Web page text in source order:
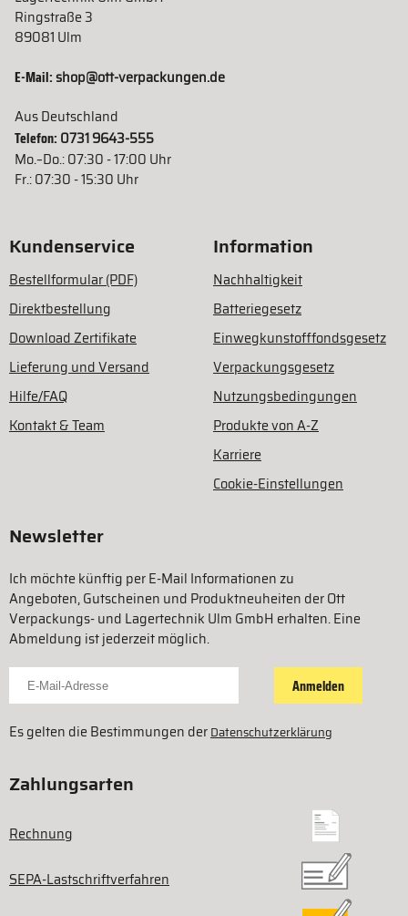
Ringstraße 3
89081 Ulm
E-Mail:shop@ott-verpackungen.de
Aus Deutschland
Telefon: 0731 9643-555
Mo.–Do.: 07:30 - 17:00 Uhr
Fr.: 07:30 - 15:30 Uhr
Kundenservice
Bestellformular (PDF)
Direktbestellung
Download Zertifikate
Lieferung und Versand
Hilfe/FAQ
Kontakt & Team
Information
Nachhaltigkeit
Batteriegesetz
Einwegkunstofffondsgesetz
Verpackungsgesetz
Nutzungsbedingungen
Produkte von A-Z
Karriere
Cookie-Einstellungen
Newsletter
Ich möchte künftig per E-Mail Informationen zu
Angeboten, Gutscheinen und Produktneuheiten der Ott
Verpackungs- und Lagertechnik Ulm GmbH erhalten. Eine
Abmeldung ist jederzeit möglich.
Für Newsletter anmelden
Anmelden
Es gelten die Bestimmungen derDatenschutzerklärung
Zahlungsarten
Rechnung
SEPA-Lastschriftverfahren